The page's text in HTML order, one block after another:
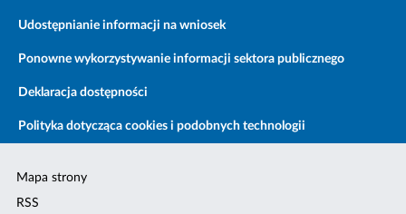
Udostępnianie informacji na wniosek
Ponowne wykorzystywanie informacji sektora publicznego
Deklaracja dostępności
Polityka dotycząca cookies i podobnych technologii
Mapa strony
RSS